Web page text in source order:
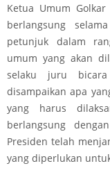
Ketua Umum
berlangsung
petunjuk dalam
umum yang akan
selaku juru
disampaikan apa
yang harus
berlangsung
Presiden telah
yang diperlukan